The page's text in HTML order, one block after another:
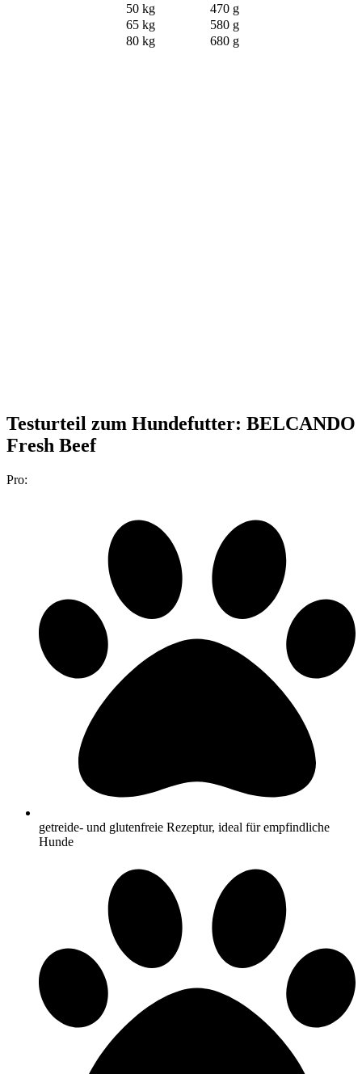
50 kg
470 g
65 kg
580 g
80 kg
680 g
Testurteil zum Hundefutter: BELCANDO
Fresh Beef
Pro:
getreide- und glutenfreie Rezeptur, ideal für empfindliche
Hunde